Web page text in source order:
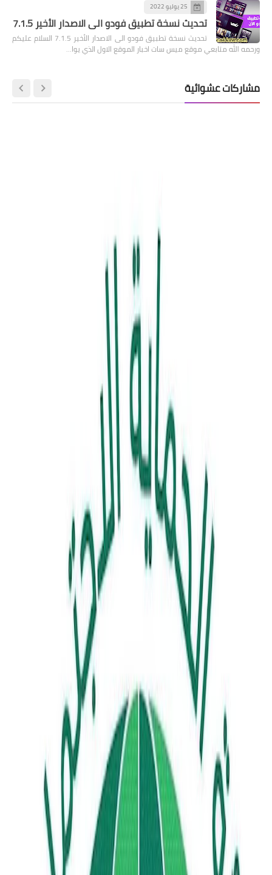
25 يوليو 2022
تحديث نسخة تطبيق فودو الى الاصدار الأخير 7.1.5
تحديث نسخة تطبيق فودو الى الاصدار الأخير 7.1.5 السلام عليكم
ورحمه الله متابعي موقع ميس سات اخبار الموقع الاول الذي يوا…
مشاركات عشوائية